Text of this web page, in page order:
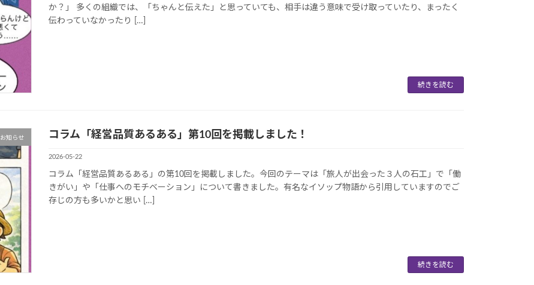
か？」 多くの組織では、「ちゃんと伝えた」と思っていても、相手は違う意味で受け取っていたり、まったく
伝わっていなかったり […]
続きを読む
お知らせ コラム「経営品質あるある」第10回を掲載しました！
2026-05-22
コラム「経営品質あるある」の第10回を掲載しました。今回のテーマは「旅人が出会った３人の石工」で「働
きがい」や「仕事へのモチベーション」について書きました。有名なイソップ物語から引用していますのでご
存じの方も多いかと思い […]
続きを読む